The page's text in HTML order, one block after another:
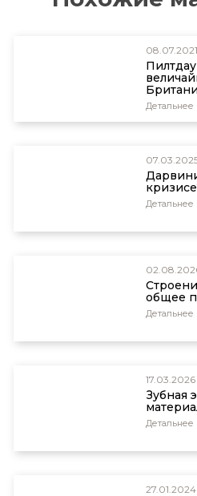
08.07.2021
Детальнее
Детальнее
общее
Детальнее
17.03.2026
Зубная
Детальнее
27.01.2024